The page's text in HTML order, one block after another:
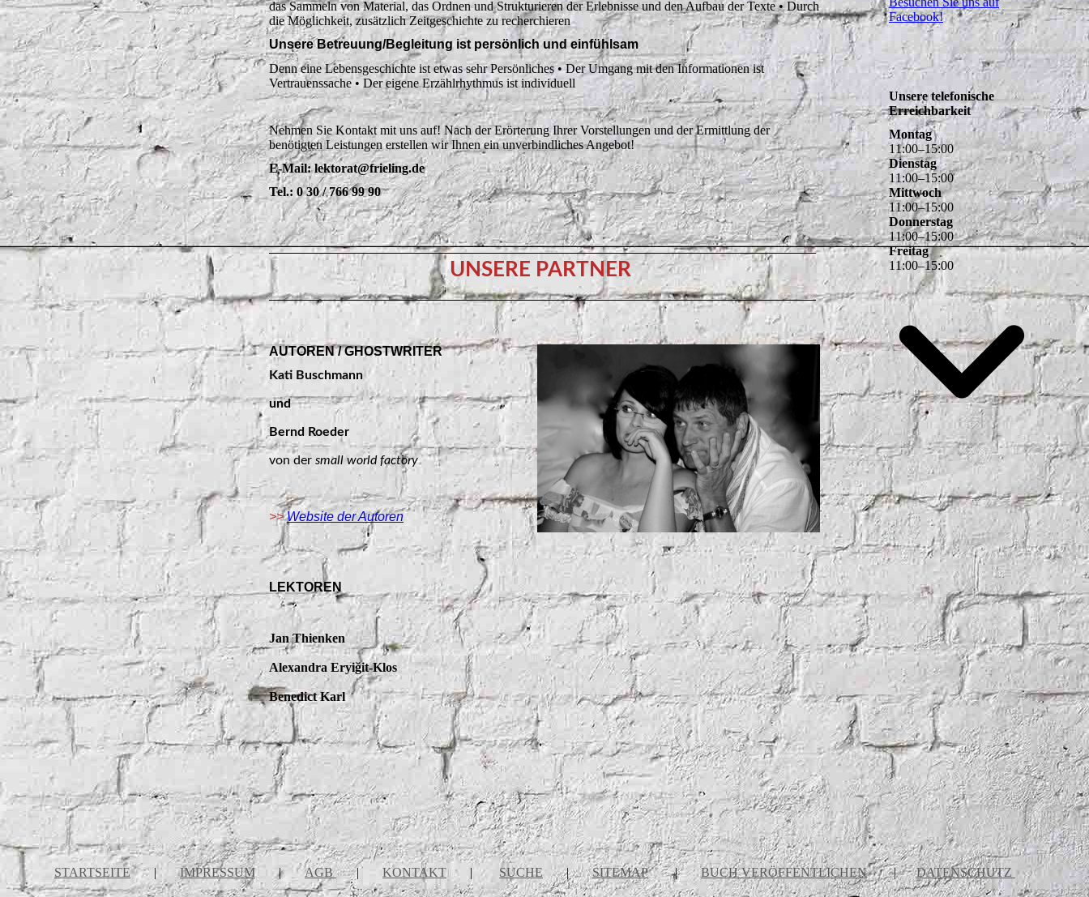
das Sammeln von Material, das Ordnen und Strukturieren der Erlebnisse und den Aufbau der Texte • Durch
die Möglichkeit, zusätzlich Zeitgeschichte zu recherchieren
Unsere Betreuung/Begleitung ist persönlich und einfühlsam
Denn eine Lebensgeschichte ist etwas sehr Persönliches • Der Umgang mit den Informationen ist
Vertrauenssache • Der eigene Erzählrhythmus ist individuell
Nehmen Sie Kontakt mit uns auf! Nach der Erörterung Ihrer Vorstellungen und der Ermittlung der
benötigten Leistungen erstellen wir Ihnen ein unverbindliches Angebot!
E-Mail: lektorat@frieling.de
Tel.: 0 30 / 766 99 90
UNSERE PARTNER
AUTOREN / GHOSTWRITER
Kati Buschmann
und
Bernd Roeder
von der small world factory
>>Website der Autoren
LEKTOREN
Jan Thienken
Alexandra Eryiğit-Klos
Benedict Karl
Facebook!
Unsere telefonische
Erreichbarkeit
Montag
11:00–15:00
Dienstag
11:00–15:00
Mittwoch
11:00–15:00
Donnerstag
11:00–15:00
Freitag
11:00–15:00
STARTSEITE | IMPRESSUM | AGB | KONTAKT | SUCHE | SITEMAP | BUCH VERÖFFENTLICHEN | DATENSCHUTZ